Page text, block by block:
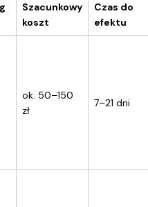
Szacunkowy
koszt
Czas do
efektu
ok. 50–150
zł
7–21 dni